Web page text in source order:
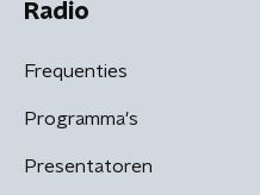
Radio
Frequenties
Programma's
Presentatoren